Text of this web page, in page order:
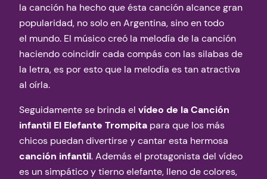
la canción ha hecho que ésta canción alcance gran
popularidad, no solo en Argentina, sino en todo
el mundo. El músico creó la melodía de la canción
haciendo coincidir cada compás con las silabas de
la letra, es por esto que la melodía es tan atractiva
al oírla.
Seguidamente se brinda el vídeo de la Canción
infantil El Elefante Trompita para que los más
chicos puedan divertirse y cantar esta hermosa
canción infantil. Además el protagonista del vídeo
es un simpático y tierno elefante, lleno de colores,